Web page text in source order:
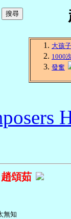
大孩子
1000
發奮
頌茹
無知